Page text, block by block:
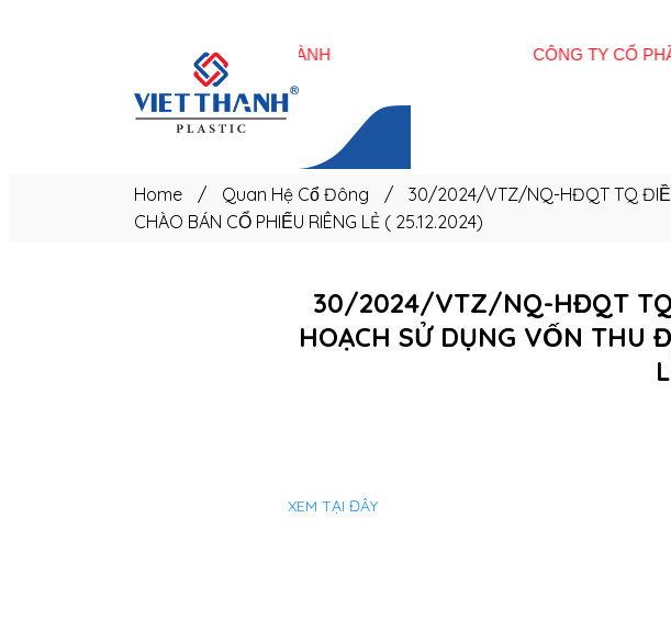
Home / Quan Hệ Cổ Đông /
30/2024/VTZ/NQ-HĐQT TQ
CHÀO BÁN CỔ PHIẾU RIÊNG LẺ ( 25.12.2024)
30/2024/VTZ/NQ-HĐQT TQ
HOẠCH SỬ DỤNG VỐN THU
XEM TẠI ĐÂY